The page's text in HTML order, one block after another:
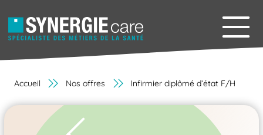
Accueil Nos offres Infirmier diplômé d’état F/H